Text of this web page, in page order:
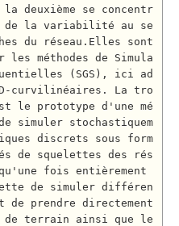
deuxième se concentr
de la variabilité au se
du réseau.Elles sont
les méthodes de Simula
(SGS), ici ad
curvilinéaires. La tro
le prototype d'une mé
simuler stochastiquem
discrets sous form
de squelettes des rés
fois entièrement
de simuler différen
de prendre directement
de terrain ainsi que le